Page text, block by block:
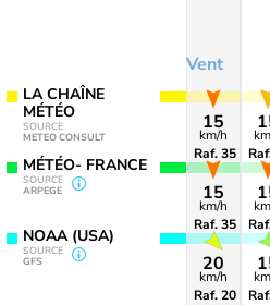
LA CHAÎNE
MÉTÉO
SOURCE
METEO CONSULT
MÉTÉO- FRANCE
SOURCE
ARPEGE
NOAA (USA)
SOURCE
GFS
Vent
15
km/h
Raf. 35
15
km/h
Raf. 35
20
km/h
Raf. 20